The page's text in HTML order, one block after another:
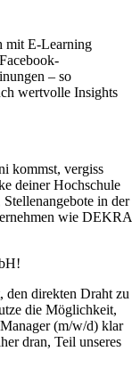
mit E-Learning
– so
wertvolle Insights
kommst, vergiss
deiner Hochschule
in der
wie DEKRA
den direkten Draht zu
die Möglichkeit,
(m/w/d) klar
dran, Teil unseres